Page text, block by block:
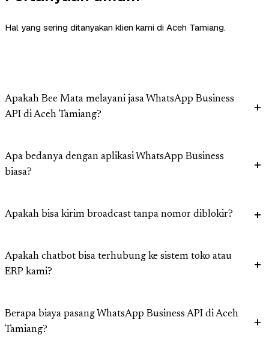
Hal yang sering ditanyakan klien kami di Aceh Tamiang.
Apakah Bee Mata melayani jasa WhatsApp Business
API di Aceh Tamiang?
Apa bedanya dengan aplikasi WhatsApp Business
biasa?
Apakah bisa kirim broadcast tanpa nomor diblokir?
Apakah chatbot bisa terhubung ke sistem toko atau
ERP kami?
Berapa biaya pasang WhatsApp Business API di Aceh
Tamiang?